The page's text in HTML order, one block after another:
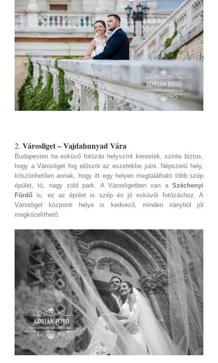
2. Városliget – Vajdahunyad Vára
Budapesten ha esküvő fotózás helyszínt kerestek, szinte biztos,
hogy a Városliget fog először az eszetekbe jutni. Népszerű hely,
köszönhetően annak, hogy itt egy helyen megtalálható több szép
épület, tó, nagy zöld park. A Városligetben van a Széchenyi
Fürdő is, ez az épület is szép és jó esküvői fotózáshoz. A
Városliget központi helye is kedvező, minden irányból jól
megközelíthető.